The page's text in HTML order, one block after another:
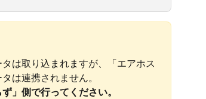
は取り込まれますが、「エアホス
は連携されません。
」側で行ってください。